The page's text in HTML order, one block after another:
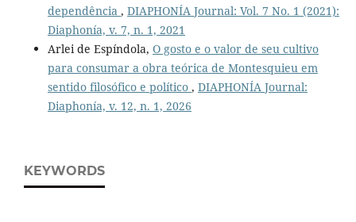
dependência , DIAPHONÍA Journal: Vol. 7 No. 1 (2021):
Diaphonía, v. 7, n. 1, 2021
Arlei de Espíndola, O gosto e o valor de seu cultivo
para consumar a obra teórica de Montesquieu em
sentido filosófico e político , DIAPHONÍA Journal:
Diaphonía, v. 12, n. 1, 2026
KEYWORDS